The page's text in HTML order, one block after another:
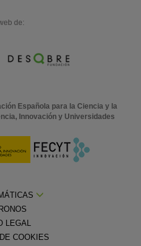
de:
Española para la Ciencia y la
Innovación y Universidades
LEGAL
COOKIES